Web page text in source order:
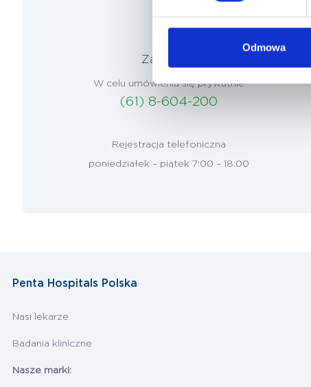
Odmowa
Zadzwoń
W celu umówienia się prywatnie
(61) 8-604-200
Rejestracja telefoniczna
poniedziałek – piątek 7:00 – 18:00
Penta Hospitals Polska
Nasi lekarze
Badania kliniczne
Nasze marki: